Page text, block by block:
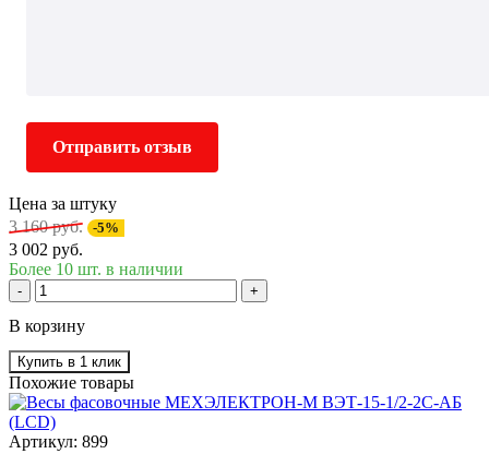
Отправить отзыв
Цена за штуку
3 160 руб. -5%
3 002 руб.
Более 10 шт. в наличии
- +
В корзину
Купить в 1 клик
Похожие товары
Артикул: 899